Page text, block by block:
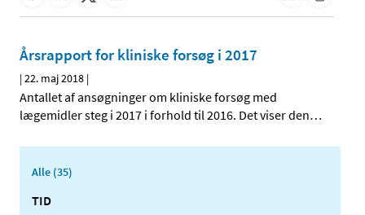
Årsrapport for kliniske forsøg i 2017
|22. maj 2018 |
Antallet af ansøgninger om kliniske forsøg med
lægemidler steg i 2017 i forhold til 2016. Det viser den…
Alle (35)
TID